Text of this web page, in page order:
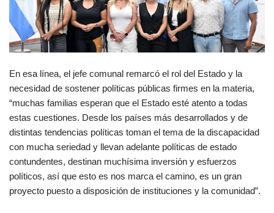
En esa línea, el jefe comunal remarcó el rol del Estado y la
necesidad de sostener políticas públicas firmes en la materia,
“muchas familias esperan que el Estado esté atento a todas
estas cuestiones. Desde los países más desarrollados y de
distintas tendencias políticas toman el tema de la discapacidad
con mucha seriedad y llevan adelante políticas de estado
contundentes, destinan muchísima inversión y esfuerzos
políticos, así que esto es nos marca el camino, es un gran
proyecto puesto a disposición de instituciones y la comunidad”.